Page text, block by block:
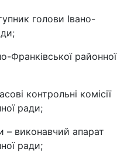
голови Івано-
Франківської районної
контрольні комісії
ради;
– виконавчий апарат
ради;